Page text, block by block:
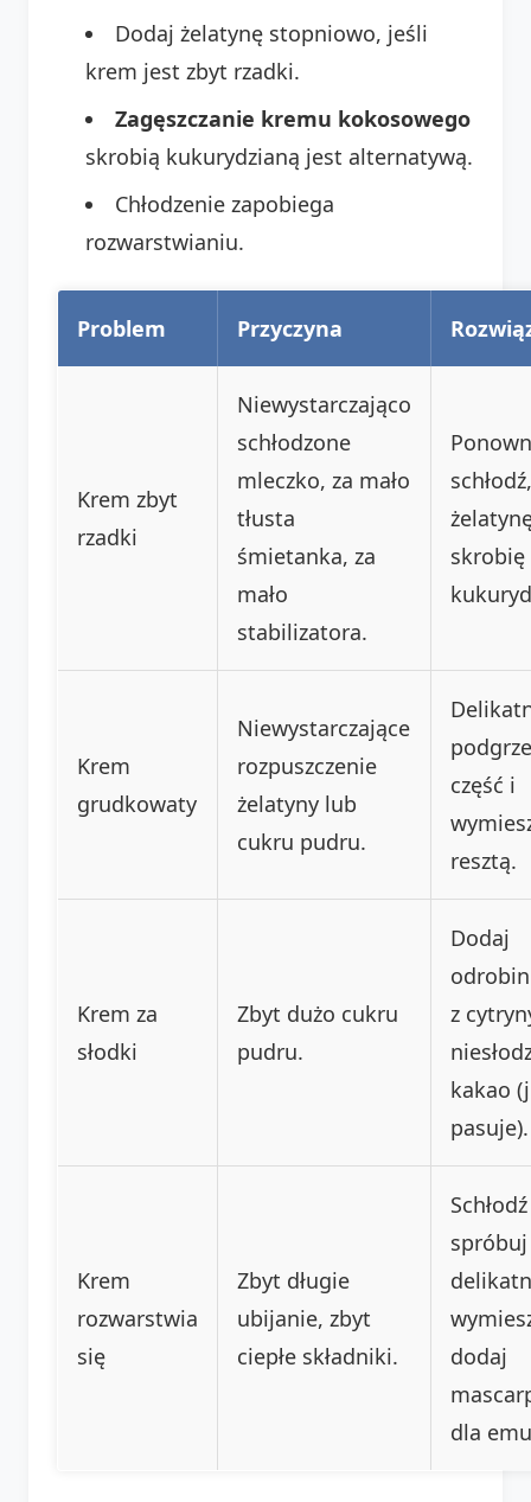
Dodaj żelatynę stopniowo, jeśli
krem jest zbyt rzadki.
Zagęszczanie kremu kokosowego
skrobią kukurydzianą jest alternatywą.
Chłodzenie zapobiega
rozwarstwianiu.
Problem Przyczyna
Krem zbyt
rzadki
Niewystarczająco
schłodzone
mleczko, za mało
tłusta
śmietanka, za
mało
stabilizatora.
skrobię
Krem
grudkowaty
Niewystarczające
rozpuszczenie
żelatyny lub
cukru pudru.
część i
resztą.
Krem za
słodki
Zbyt dużo cukru
pudru.
Dodaj
z
kakao
pasuje).
Krem
rozwarstwia
się
Zbyt długie
ubijanie, zbyt
ciepłe składniki.
spróbuj
dodaj
dla